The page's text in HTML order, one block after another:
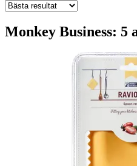
Monkey Business: